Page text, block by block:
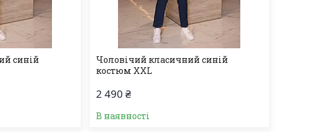
синій
Чоловічий класичний синій
костюм XXL
2 490 ₴
В наявності